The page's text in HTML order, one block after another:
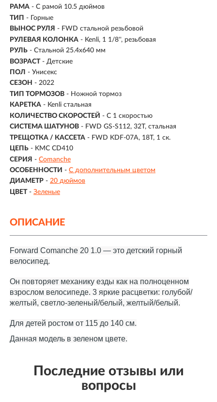
РАМА - С рамой 10.5 дюймов
ТИП - Горные
ВЫНОС РУЛЯ - FWD стальной резьбовой
РУЛЕВАЯ КОЛОНКА - Kenli, 1 1/8'', резьбовая
РУЛЬ - Стальной 25.4х640 мм
ВОЗРАСТ - Детские
ПОЛ - Унисекс
СЕЗОН - 2022
ТИП ТОРМОЗОВ - Ножной тормоз
КАРЕТКА - Kenli стальная
КОЛИЧЕСТВО СКОРОСТЕЙ - С 1 скоростью
СИСТЕМА ШАТУНОВ - FWD GS-S112, 32T, стальная
ТРЕЩОТКА / КАССЕТА - FWD KDF-07A, 18T, 1 ск.
ЦЕПЬ - KMC CD410
СЕРИЯ - Comanche
ОСОБЕННОСТИ - С дополнительным цветом
ДИАМЕТР - 20 дюймов
ЦВЕТ - Зеленые
ОПИСАНИЕ
Forward Comanche 20 1.0 — это детский горный
велосипед.
Он повторяет механику езды как на полноценном
взрослом велосипеде. 3 яркие расцветки: голубой/
желтый, светло-зеленый/белый, желтый/белый.
Для детей ростом от 115 до 140 см.
Данная модель в зеленом цвете.
Последние отзывы или
вопросы